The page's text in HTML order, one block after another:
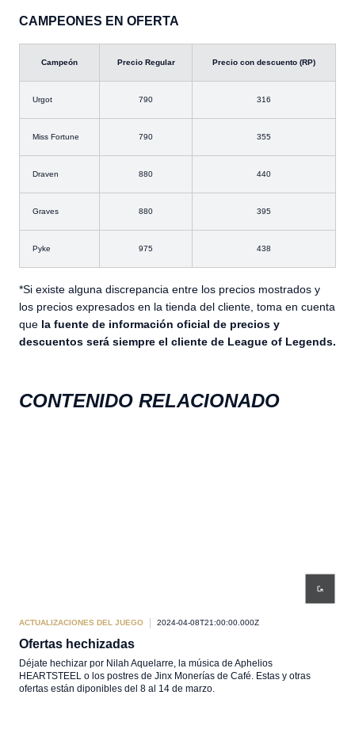
CAMPEONES EN OFERTA
Campeón Precio Regular Precio con descuento (RP)
Urgot 790 316
Miss Fortune 790 355
Draven 880 440
Graves 880 395
Pyke 975 438
*Si existe alguna discrepancia entre los precios mostrados y
los precios expresados en la tienda del cliente, toma en cuenta
que la fuente de información oficial de precios y
descuentos será siempre el cliente de League of Legends.
CONTENIDO RELACIONADO
ACTUALIZACIONES DEL JUEGO 2024-04-08T21:00:00.000Z
Ofertas hechizadas
Déjate hechizar por Nilah Aquelarre, la música de Aphelios
HEARTSTEEL o los postres de Jinx Monerías de Café. Estas y otras
ofertas están diponibles del 8 al 14 de marzo.